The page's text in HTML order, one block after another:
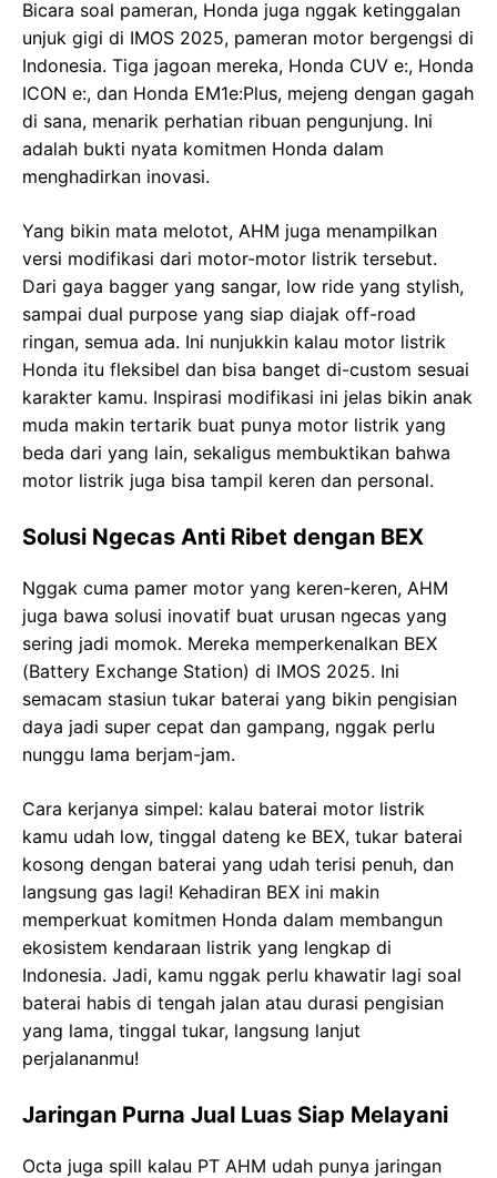
Bicara soal pameran, Honda juga nggak ketinggalan
unjuk gigi di IMOS 2025, pameran motor bergengsi di
Indonesia. Tiga jagoan mereka, Honda CUV e:, Honda
ICON e:, dan Honda EM1e:Plus, mejeng dengan gagah
di sana, menarik perhatian ribuan pengunjung. Ini
adalah bukti nyata komitmen Honda dalam
menghadirkan inovasi.
Yang bikin mata melotot, AHM juga menampilkan
versi modifikasi dari motor-motor listrik tersebut.
Dari gaya bagger yang sangar, low ride yang stylish,
sampai dual purpose yang siap diajak off-road
ringan, semua ada. Ini nunjukkin kalau motor listrik
Honda itu fleksibel dan bisa banget di-custom sesuai
karakter kamu. Inspirasi modifikasi ini jelas bikin anak
muda makin tertarik buat punya motor listrik yang
beda dari yang lain, sekaligus membuktikan bahwa
motor listrik juga bisa tampil keren dan personal.
Solusi Ngecas Anti Ribet dengan BEX
Nggak cuma pamer motor yang keren-keren, AHM
juga bawa solusi inovatif buat urusan ngecas yang
sering jadi momok. Mereka memperkenalkan BEX
(Battery Exchange Station) di IMOS 2025. Ini
semacam stasiun tukar baterai yang bikin pengisian
daya jadi super cepat dan gampang, nggak perlu
nunggu lama berjam-jam.
Cara kerjanya simpel: kalau baterai motor listrik
kamu udah low, tinggal dateng ke BEX, tukar baterai
kosong dengan baterai yang udah terisi penuh, dan
langsung gas lagi! Kehadiran BEX ini makin
memperkuat komitmen Honda dalam membangun
ekosistem kendaraan listrik yang lengkap di
Indonesia. Jadi, kamu nggak perlu khawatir lagi soal
baterai habis di tengah jalan atau durasi pengisian
yang lama, tinggal tukar, langsung lanjut
perjalananmu!
Jaringan Purna Jual Luas Siap Melayani
Octa juga spill kalau PT AHM udah punya jaringan